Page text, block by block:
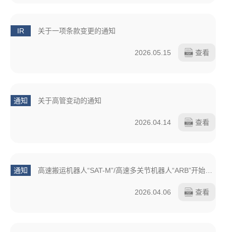
IR 关于一项条款变更的通知
2026.05.15 查看
通知 关于高管变动的通知
2026.04.14 查看
通知 高速搬运机器人“SAT-M”/高速多关节机器人“ARB”开始销售的通知
2026.04.06 查看